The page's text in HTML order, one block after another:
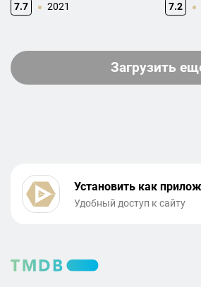
7.7 2021 7.2
Загрузить
Установить как
Удобный доступ к сайту